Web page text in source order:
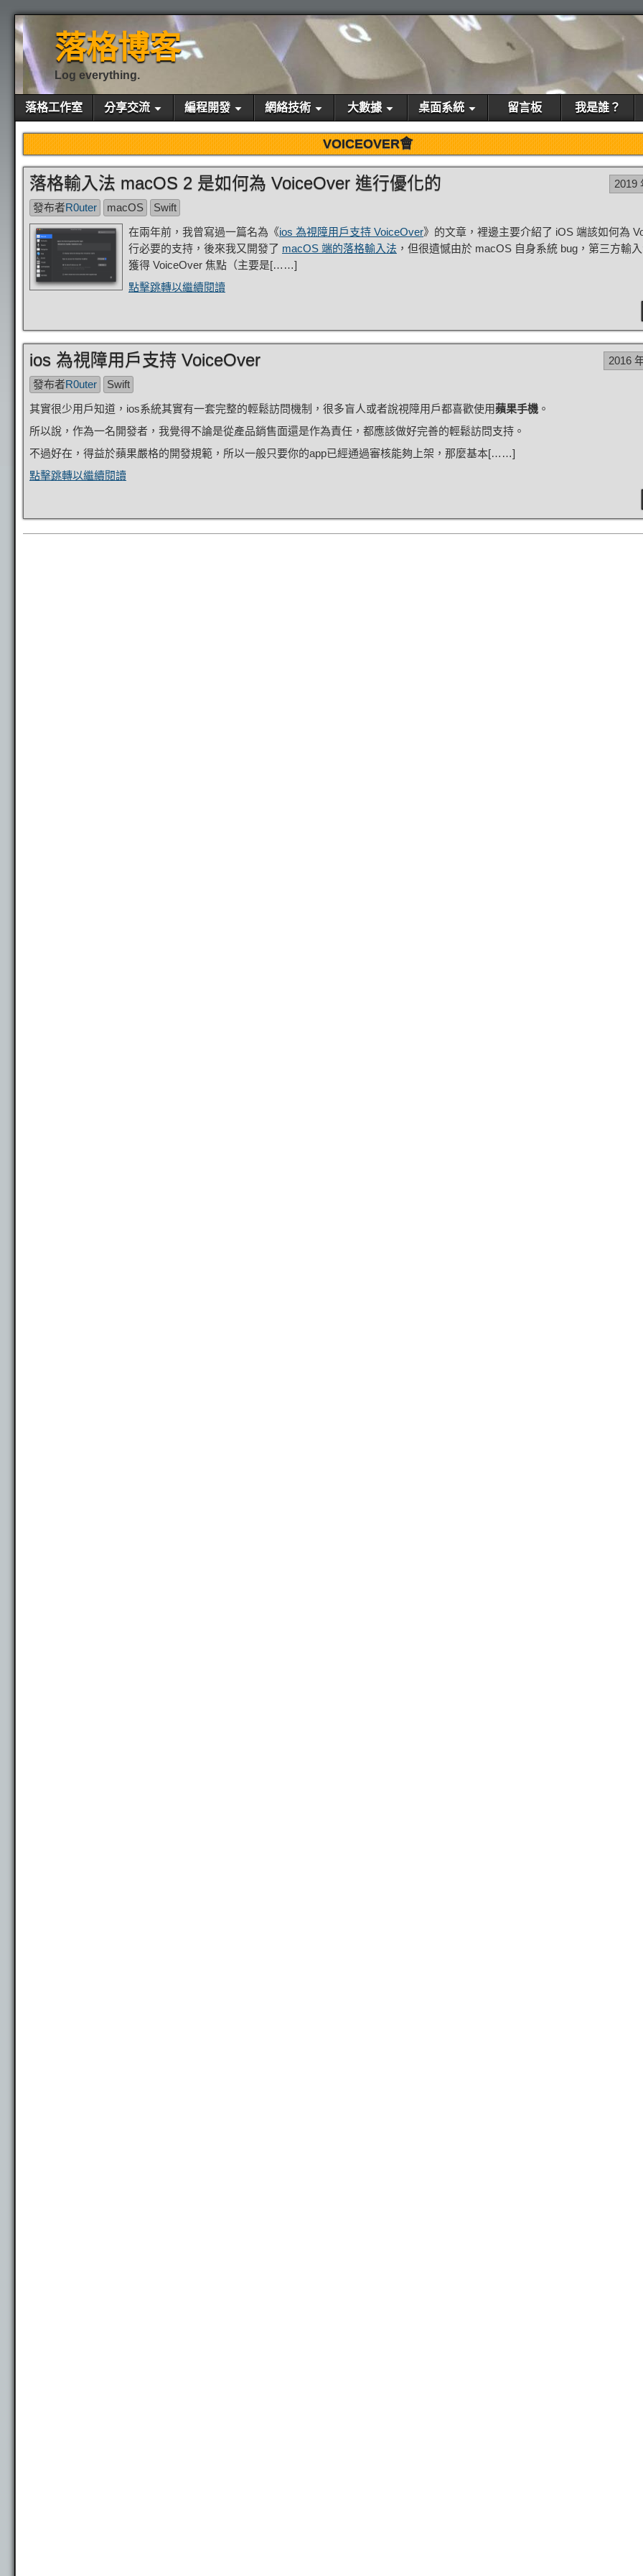
落格博客
Log everything.
落格工作室 分享交流 編程開發 網絡技術 大數據 桌面系統 留言板 我是誰？
VOICEOVER會
落格輸入法 macOS 2 是如何為 VoiceOver 進行優化的
2019
發布者R0uter macOS
Swift
在兩年前，我曾寫過一篇名為《ios 為視障用戶支持 VoiceOver》的文章，裡邊主要介紹了 iOS 端該如何為
行必要的支持，後來我又開發了 macOS 端的落格輸入法 ，但很遺憾由於 macOS 自身系統 bug，第三方輸
獲得 VoiceOver 焦點（主要是[……]
點擊跳轉以繼續閱讀
ios 為視障用戶支持 VoiceOver
2016
發布者R0uter
Swift
其實很少用戶知道，ios系統其實有一套完整的輕鬆訪問機制，很多盲人或者說視障用戶都喜歡使用蘋果手機 。
所以說，作為一名開發者，我覺得不論是從產品銷售面還是作為責任，都應該做好完善的輕鬆訪問支持。
不過好在，得益於蘋果嚴格的開發規範，所以一般只要你的app已經通過審核能夠上架，那麼基本[……]
點擊跳轉以繼續閱讀